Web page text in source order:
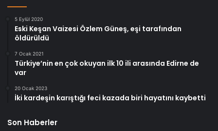
5 Eylül 2020
Eski Keşan Vaizesi Özlem Güneş, eşi tarafından
öldürüldü
7 Ocak 2021
Türkiye’nin en çok okuyan ilk 10 ili arasında Edirne de
var
20 Ocak 2023
İki kardeşin karıştığı feci kazada biri hayatını kaybetti
Son Haberler